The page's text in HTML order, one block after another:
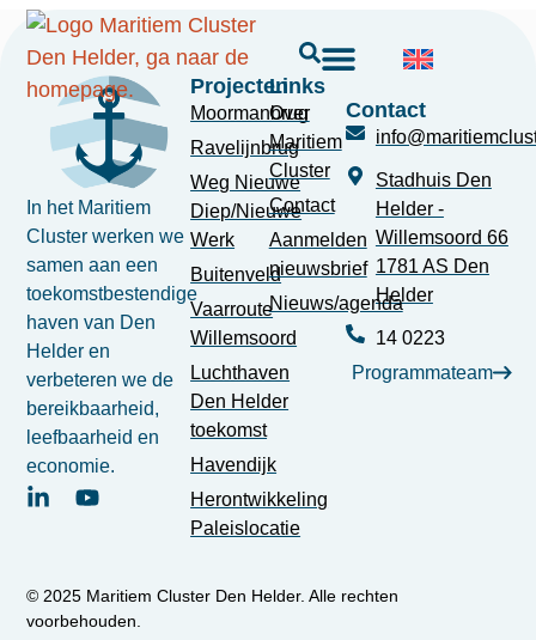
In het Maritiem
Cluster werken we
samen aan een
toekomstbestendige
haven van Den
Helder en
verbeteren we de
bereikbaarheid,
leefbaarheid en
economie.
Contact
Stadhuis Den
Helder -
Willemsoord 66
1781 AS Den
Helder
14 0223
Programmateam
Projecten
Moormanbrug
Ravelijnbrug
Weg Nieuwe
Diep/Nieuwe
Werk
Buitenveld
Vaarroute
Willemsoord
Luchthaven
Den Helder
toekomst
Havendijk
Herontwikkeling
Paleislocatie
Links
Over
Maritiem
Cluster
Contact
Aanmelden
nieuwsbrief
Nieuws/agenda
© 2025 Maritiem Cluster Den Helder. Alle rechten
voorbehouden.